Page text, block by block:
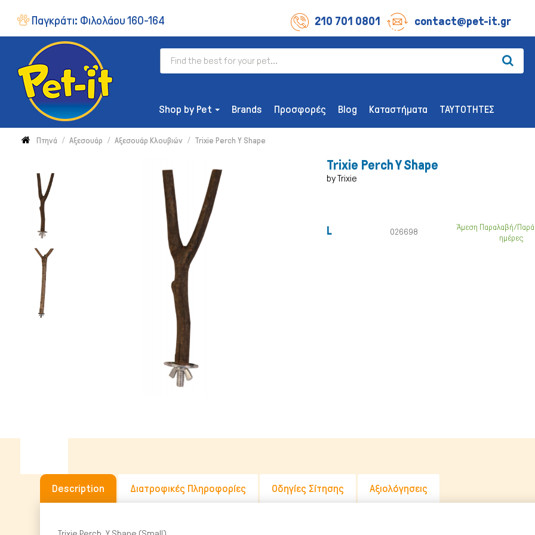
Παγκράτι: Φιλολάου 160-164 210 701 0801 contact@pet-it.gr
Shop by Pet
ΔΙΑΤΡΟΦΉ
Ξηρή Τροφή
Συμπληρώματα & Βιταμίνες
Υγρή Τροφή
Ωμή Τροφή Σκύλου
Οδοντικής Υγιεινής Παιχνίδια
Brands Προσφορές Blog Καταστήματα ΤΑΥΤΟΤΗΤΕΣ
Πτηνά Αξεσουάρ Αξεσουάρ Κλουβιών Trixie Perch Y Shape
Trixie Perch Y Shape
by Trixie
L 026698
Άμεση Παραλαβή/
ημέρες
Description Διατροφικές Πληροφορίες Οδηγίες Σίτησης Αξιολόγησεις